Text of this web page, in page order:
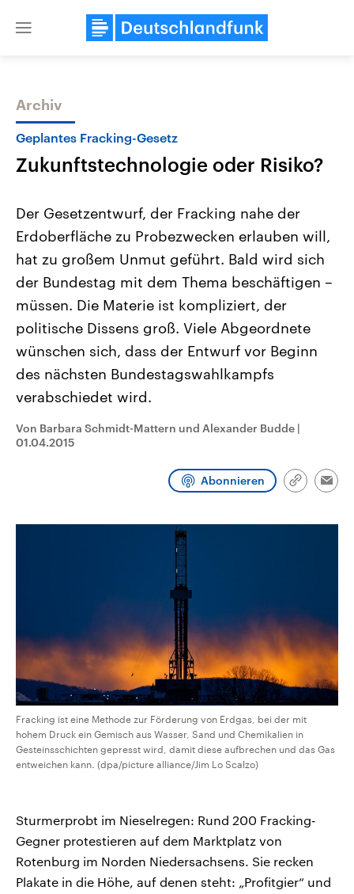
Close
Themen
Landtagswahl Sachsen-Anhalt
2026
Alle Informationen
Sachsen-Anhalt wählt am 6.
September 2026 einen neuen
Landtag. Seit 2021 wird das
Bundesland von einer Koalition aus
Umfragen, Prognosen,
Wahlprogramme, aktuelle Berichte
und Hintergründe zu den Parteien
Wahl.
USA
Aktuelle Beiträge,
Hintergründe
Wirtschaftlich und
gehören die Vereinigten
den mächtigsten Ländern
mit großem Einfluss auf
Sendungen Programm
Audio-Archiv
Archiv
Geplantes Fracking-Gesetz
Zukunftstechnologie oder Risiko?
Der Gesetzentwurf, der Fracking nahe der
Erdoberfläche zu Probezwecken erlauben will,
hat zu großem Unmut geführt. Bald wird sich
der Bundestag mit dem Thema beschäftigen –
müssen. Die Materie ist kompliziert, der
politische Dissens groß. Viele Abgeordnete
wünschen sich, dass der Entwurf vor Beginn
des nächsten Bundestagswahlkampfs
verabschiedet wird.
Von Barbara Schmidt-Mattern und Alexander Budde |
01.04.2015
Abonnieren
Link
Fracking ist eine Methode zur Förderung von Erdgas, bei der mit
hohem Druck ein Gemisch aus Wasser, Sand und Chemikalien in
Gesteinsschichten gepresst wird, damit diese aufbrechen und das Gas
entweichen kann. (dpa/picture alliance/Jim Lo Scalzo)
Sturmerprobt im Nieselregen: Rund 200 Fracking-
Gegner protestieren auf dem Marktplatz von
Rotenburg im Norden Niedersachsens. Sie recken
Plakate in die Höhe, auf denen steht: „Profitgier“ und